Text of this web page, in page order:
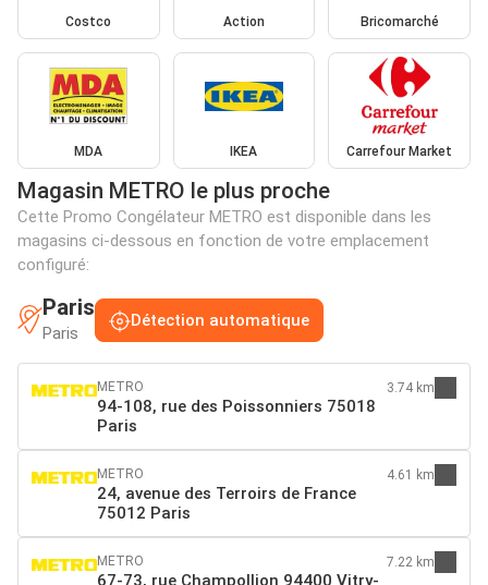
Costco Action Bricomarché
MDA IKEA Carrefour Market
Magasin METRO le plus proche
Cette Promo Congélateur METRO est disponible dans les
magasins ci-dessous en fonction de votre emplacement
configuré:
Paris
Paris
Détection automatique
METRO
94-108, rue des Poissonniers 75018
Paris
3.74 km
METRO
24, avenue des Terroirs de France
75012 Paris
4.61 km
METRO
67-73, rue Champollion 94400 Vitry-
7.22 km